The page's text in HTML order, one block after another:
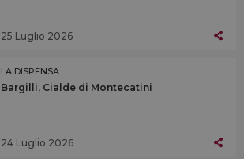
25 Luglio 2026
LA DISPENSA
Bargilli, Cialde di Montecatini
24 Luglio 2026